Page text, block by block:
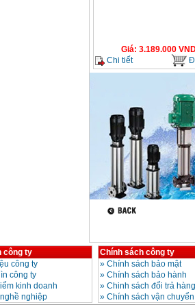
Giá: 3.189.000
Chi tiết
công ty
công ty
công ty
kinh doanh
nghiệp
Chính sách công ty
» Chính sách bảo mật
» Chính sách bảo hành
» Chinh sách đổi trả hàng
» Chính sách vận chuyển